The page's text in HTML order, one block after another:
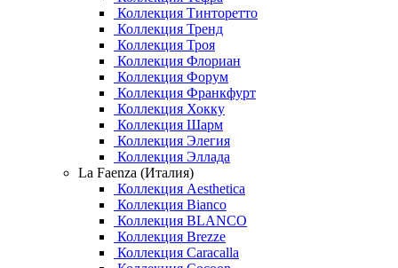
Коллекция Тинторетто
Коллекция Тренд
Коллекция Троя
Коллекция Флориан
Коллекция Форум
Коллекция Франкфурт
Коллекция Хокку
Коллекция Шарм
Коллекция Элегия
Коллекция Эллада
La Faenza (Италия)
Коллекция Aesthetica
Коллекция Bianco
Коллекция BLANCO
Коллекция Brezze
Коллекция Caracalla